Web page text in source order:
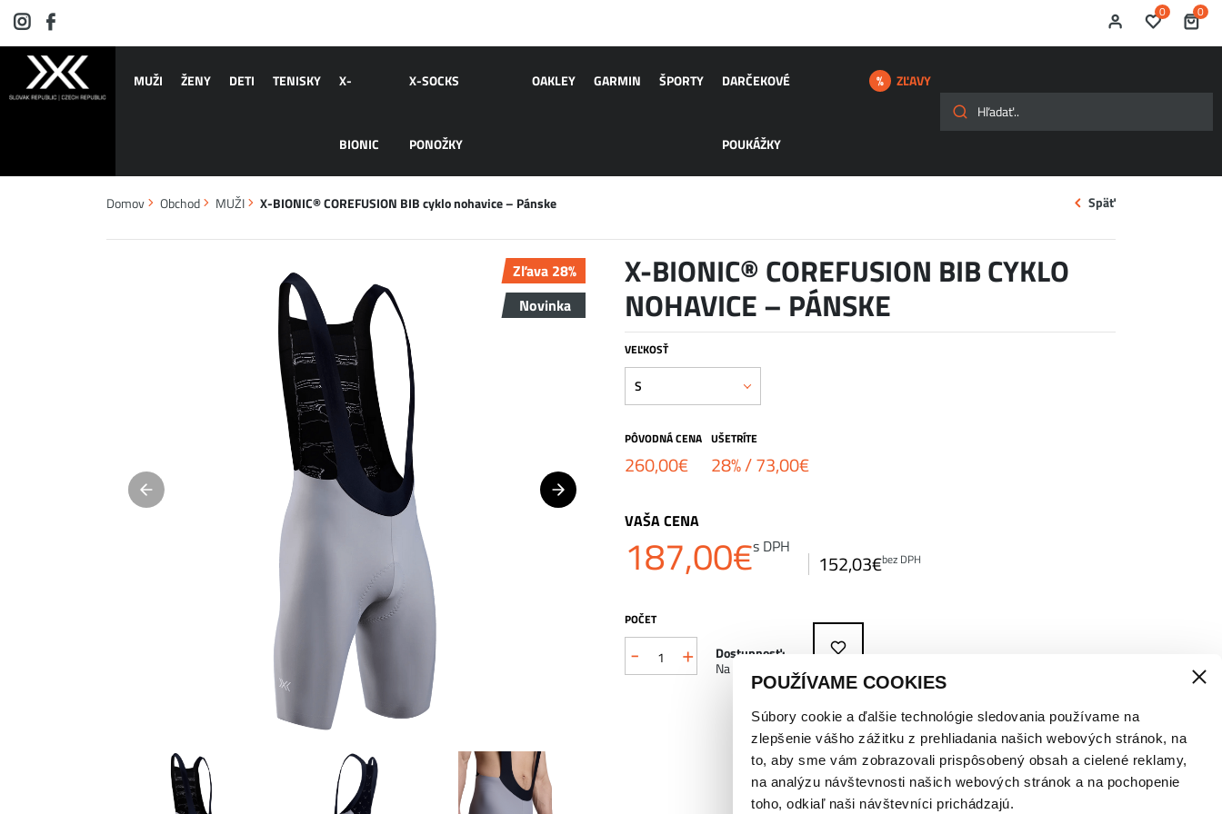
POUŽÍVAME COOKIES
Súbory cookie a ďalšie technológie sledovania používame na
zlepšenie vášho zážitku z prehliadania našich webových stránok, na
to, aby sme vám zobrazovali prispôsobený obsah a cielené reklamy,
na analýzu návštevnosti našich webových stránok a na pochopenie
toho, odkiaľ naši návštevníci prichádzajú.
0 0
MUŽI ŽENY DETI TENISKY X-
BIONIC
X-SOCKS
PONOŽKY
OAKLEY GARMIN ŠPORTY DARČEKOVÉ
POUKÁŽKY
ZĽAVY
Domov Obchod MUŽI X-BIONIC® COREFUSION BIB cyklo nohavice – Pánske Späť
Zľava 28%
Novinka
X-BIONIC® COREFUSION BIB CYKLO
NOHAVICE – PÁNSKE
VEĽKOSŤ
S
PÔVODNÁ CENA
260,00€
UŠETRÍTE
28% /73,00€
VAŠA CENA
187,00€s DPH
152,03€bez DPH
POČET
-
množstvo+
Dostupnosť:
Na sklade